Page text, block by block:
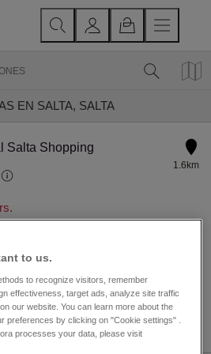
EN SALTA, SALTA
Salta Shopping
1.6km
DETALLES TIENDA
to us.
to recognize visitors, remember
effectiveness, target ads, analyze site traffic
our website. You can learn more about the
preferences by clicking on "Cookie settings" .
processes your data, please visit